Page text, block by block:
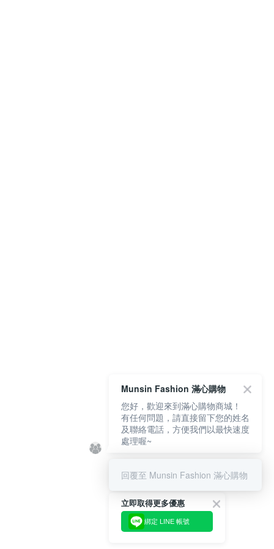
立即取得更多優惠
綁定 LINE 帳號
Munsin Fashion 滿心購物
您好，歡迎來到滿心購物商城！
有任何問題，請直接留下您的姓名
及聯絡電話，方便我們以最快速度
處理喔~
回覆至 Munsin Fashion 滿心購物